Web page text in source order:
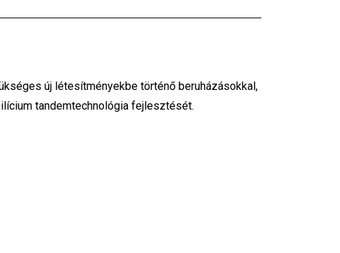
új létesítményekbe történő beruházásokkal,
tandemtechnológia fejlesztését.